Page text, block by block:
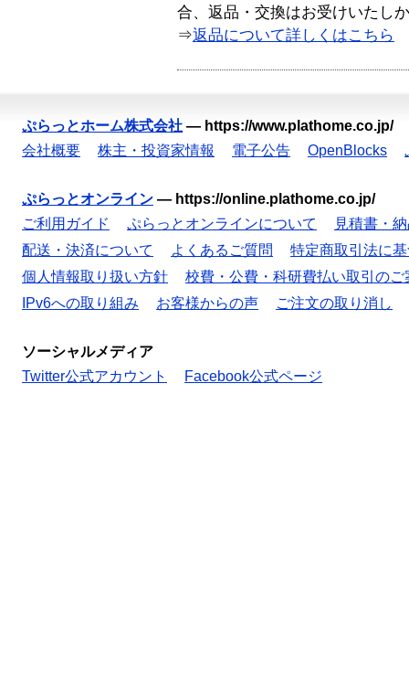
合、返品・交換はお受けいたし
⇒返品について詳しくはこちら
ぷらっとホーム株式会社 — https://www.plathome.co.jp/
会社概要
株主・投資家情報 電子公告 OpenBlocks
ぷらっとオンライン — https://online.plathome.co.jp/
ご利用ガイド
ぷらっとオンラインについて
見積書・
配送・決済について
よくあるご質問
特定商取引法に
個人情報取り扱い方針
校費・公費・科研費払い取引のご
IPv6への取り組み
お客様からの声 ご注文の取り消し
ソーシャルメディア
Twitter公式アカウント
Facebook公式ページ